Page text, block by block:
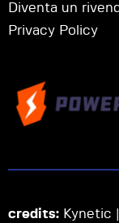
Diventa un
Privacy Policy
credits: Kynetic